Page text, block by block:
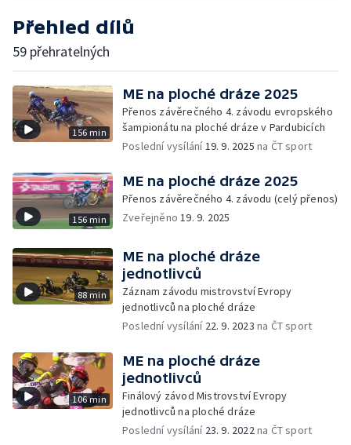
Přehled dílů
59 přehratelných
156 min
ME na ploché dráze 2025
Přenos závěrečného 4. závodu evropského
šampionátu na ploché dráze v Pardubicích
Poslední vysílání19. 9. 2025 na ČT sport
156 min
ME na ploché dráze 2025
Přenos závěrečného 4. závodu (celý přenos)
Zveřejněno19. 9. 2025
88 min
ME na ploché dráze
jednotlivců
Záznam závodu mistrovství Evropy
jednotlivců na ploché dráze
Poslední vysílání 22. 9. 2023 na ČT sport
106 min
ME na ploché dráze
jednotlivců
Finálový závod Mistrovství Evropy
jednotlivců na ploché dráze
Poslední vysílání 23. 9. 2022na ČT sport